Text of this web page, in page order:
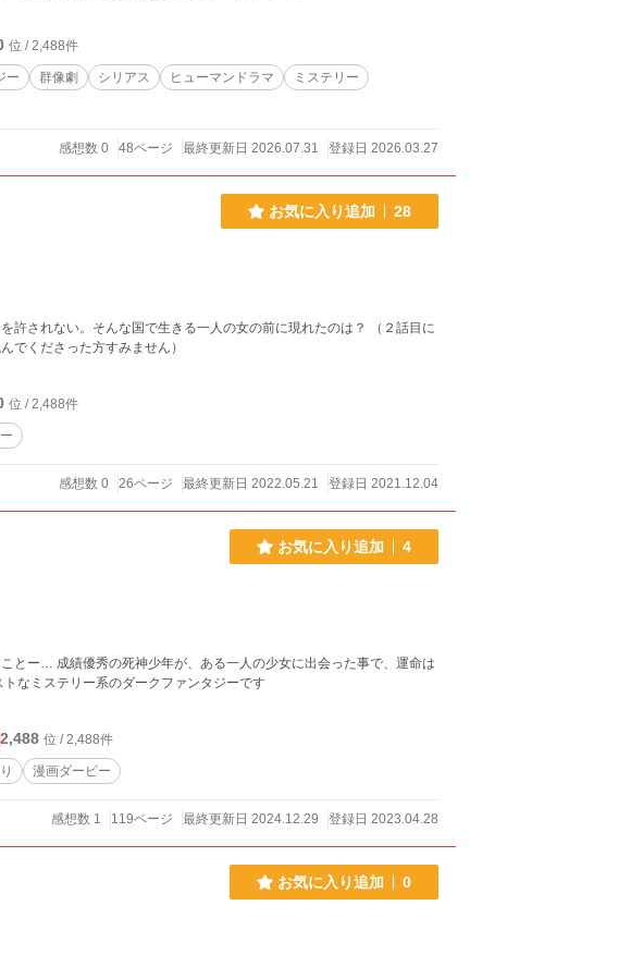
位 / 2,488件
ー 群像劇 シリアス ヒューマンドラマ
ミステリー
感想数 0 48ページ 最終更新日 2026.07.31 登録日 2026.03.27
お気に入り追加 28
許されない。そんな国で生きる一人の女の前に現れたのは？ （２話目に
でくださった方すみません）
位 / 2,488件
感想数 0 26ページ 最終更新日 2022.05.21 登録日 2021.12.04
お気に入り追加 4
った事で、運命は
なミステリー系のダークファンタジーです
2,488 位 / 2,488件
漫画ダービー
感想数 1 119ページ 最終更新日 2024.12.29 登録日 2023.04.28
お気に入り追加 0